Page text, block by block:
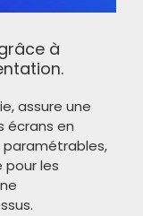
à
assure une
écrans en
pour les